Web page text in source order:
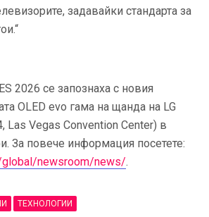
задавайки стандарта за
2026 се запознаха с новия
OLED evo гама на щанда на LG
Las Vegas Convention Center) в
За повече информация посетете:
newsroom/news/.
ТЕХНОЛОГИИ